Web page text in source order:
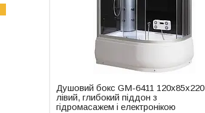
Душовий бокс GM-6411 120x85x220
лівий, глибокий піддон з
гідромасажем і електронікою